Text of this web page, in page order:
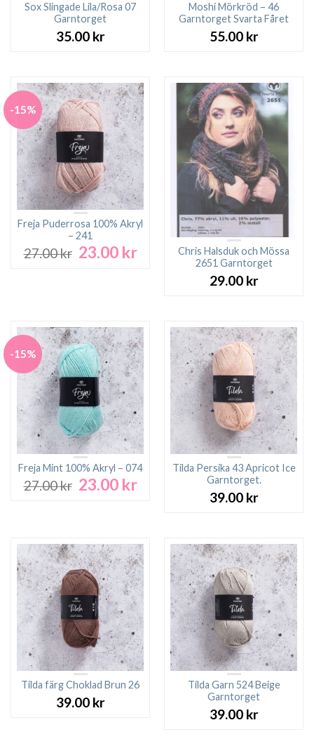
Sox Slingade Lila/Rosa 07
Garntorget
35.00 kr
Moshi Mörkröd – 46
Garntorget Svarta Fåret
55.00 kr
-15%
Freja Puderrosa 100% Akryl
– 241
27.00kr Det
23.00 krDet
nuvarande
Chris Halsduk och Mössa
2651 Garntorget
29.00 kr
-15%
Freja Mint 100% Akryl – 074
27.00kr Det
23.00 krDet
Tilda Persika 43 Apricot Ice
Garntorget.
39.00 kr
Tilda färg Choklad Brun 26
39.00 kr
Tilda Garn 524 Beige
Garntorget
39.00 kr